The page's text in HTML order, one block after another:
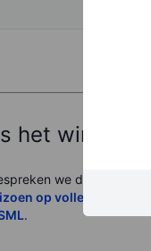
het
we de
op volle toeren
,
.